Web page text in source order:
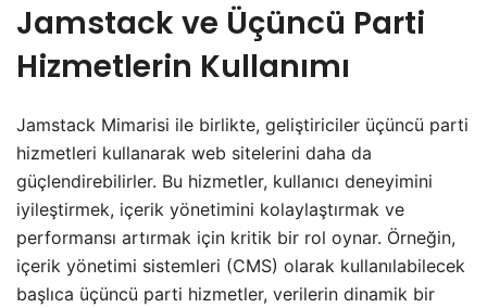
Jamstack ve Üçüncü Parti
Hizmetlerin Kullanımı
Jamstack Mimarisi ile birlikte, geliştiriciler üçüncü parti
hizmetleri kullanarak web sitelerini daha da
güçlendirebilirler. Bu hizmetler, kullanıcı deneyimini
iyileştirmek, içerik yönetimini kolaylaştırmak ve
performansı artırmak için kritik bir rol oynar. Örneğin,
içerik yönetimi sistemleri (CMS) olarak kullanılabilecek
başlıca üçüncü parti hizmetler, verilerin dinamik bir